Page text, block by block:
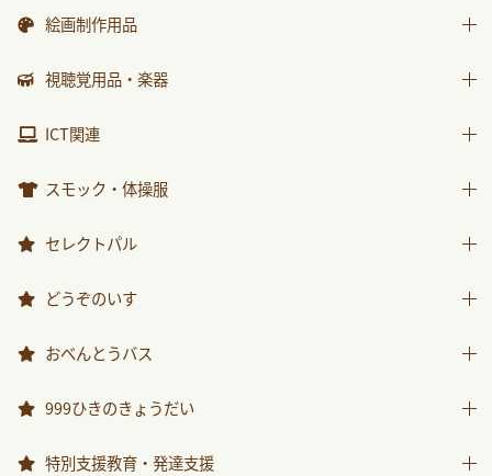
ｽｰﾊﾟｰﾜｲﾄﾞことばとかず
みんなともだち
あそぼ！
2025年度月刊絵本
2026年度月刊絵本
絵画制作用品
画材
視聴覚用品・楽器
視聴覚用品
ICT関連
ICT関連
スモック・体操服
スモック
セレクトパル
先生用ウェア
どうぞのいす
どうぞのいす
おべんとうバス
おべんとうバス
999ひきのきょうだい
999ひきのきょうだい
特別支援教育・発達支援